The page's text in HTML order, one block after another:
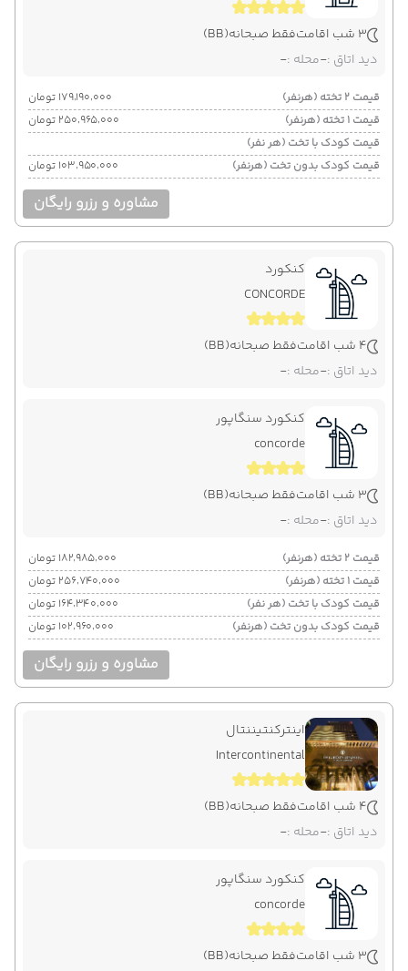
3 شب اقامت فقط صبحانه(BB)
دید اتاق :-محله :-
قیمت 2 تخته (هرنفر)
۱۷۹٬۱۹۰٬۰۰۰ تومان
قیمت 1 تخته (هرنفر)
۲۵۰٬۹۶۵٬۰۰۰ تومان
قیمت کودک با تخت (هر نفر)
قیمت کودک بدون تخت (هرنفر)
۱۰۳٬۹۵۰٬۰۰۰ تومان
مشاوره و رزرو رایگان
کنکورد
CONCORDE
4 شب اقامت فقط صبحانه(BB)
دید اتاق :-محله :-
کنکورد سنگاپور
concorde
3 شب اقامت فقط صبحانه(BB)
دید اتاق :-محله :-
قیمت 2 تخته (هرنفر)
۱۸۲٬۹۸۵٬۰۰۰ تومان
قیمت 1 تخته (هرنفر)
۲۵۶٬۷۴۰٬۰۰۰ تومان
قیمت کودک با تخت (هر نفر)
۱۶۴٬۳۴۰٬۰۰۰ تومان
قیمت کودک بدون تخت (هرنفر)
۱۰۲٬۹۶۰٬۰۰۰ تومان
مشاوره و رزرو رایگان
اینترکنتیننتال
Intercontinental
4 شب اقامت فقط صبحانه(BB)
دید اتاق :-محله :-
کنکورد سنگاپور
concorde
3 شب اقامت فقط صبحانه(BB)